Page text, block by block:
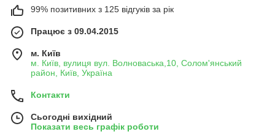
99% позитивних з 125 відгуків за рік
Працює з 09.04.2015
м. Київ
м. Київ, вулиця вул. Волноваська,10, Солом'янський
район, Київ, Україна
Контакти
Сьогодні вихідний
Показати весь графік роботи